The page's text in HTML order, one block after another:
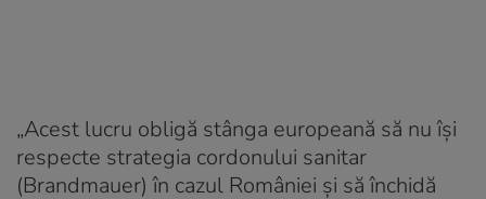
„Acest lucru obligă stânga europeană să nu își
respecte strategia cordonului sanitar
(Brandmauer) în cazul României și să închidă